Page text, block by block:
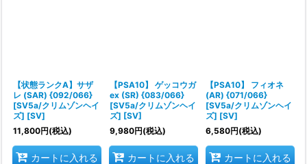
【状態ランクA】サザ
レ (SAR) {092/066}
[SV5a/クリムゾンヘイ
ズ] [SV]
11,800円(税込)
カートに入れる
【PSA10】 ゲッコウガ
ex (SR) {083/066}
[SV5a/クリムゾンヘイ
ズ] [SV]
9,980円(税込)
カートに入れる
【PSA10】 フィオネ
(AR) {071/066}
[SV5a/クリムゾンヘイ
ズ] [SV]
6,580円(税込)
カートに入れる